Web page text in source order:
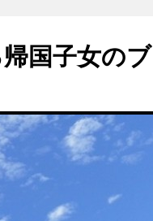
国子女の